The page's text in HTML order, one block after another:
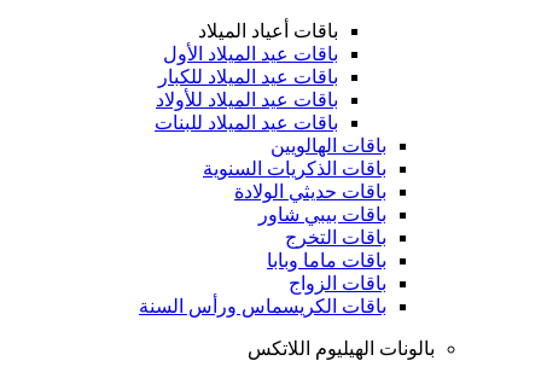
باقات أعياد الميلاد
باقات عيد الميلاد الأول
باقات عيد الميلاد للكبار
باقات عيد الميلاد للأولاد
باقات عيد الميلاد للبنات
باقات الهالويين
باقات الذكريات السنوية
باقات حديثي الولادة
باقات بيبي شاور
باقات التخرج
باقات ماما وبابا
باقات الزواج
باقات الكريسماس ورأس السنة
بالونات الهيليوم اللاتكس